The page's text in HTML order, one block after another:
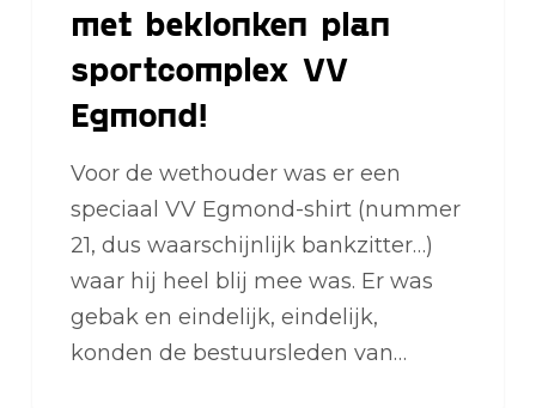
met beklonken plan
sportcomplex VV
Egmond!
Voor de wethouder was er een
speciaal VV Egmond-shirt (nummer
21, dus waarschijnlijk bankzitter…)
waar hij heel blij mee was. Er was
gebak en eindelijk, eindelijk,
konden de bestuursleden van…